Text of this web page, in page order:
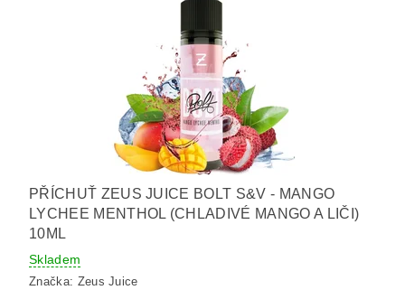
PŘÍCHUŤ ZEUS JUICE BOLT S&V - MANGO
LYCHEE MENTHOL (CHLADIVÉ MANGO A LIČI)
10ML
Skladem
Značka: Zeus Juice